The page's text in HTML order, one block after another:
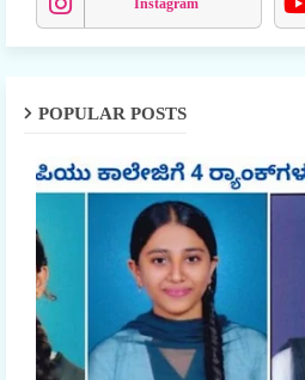
Instagram
POPULAR POSTS